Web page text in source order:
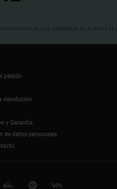
de uso detalladas en el email de
pedido
devolución
y Garantía
de datos personales